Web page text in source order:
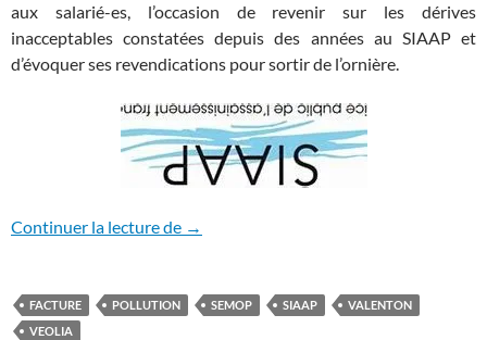
aux salarié-es, l’occasion de revenir sur les dérives
inacceptables constatées depuis des années au SIAAP et
d’évoquer ses revendications pour sortir de l’ornière.
Continuer la lecture de SIAAP: l’inquiétude des salarié-es
→
FACTURE POLLUTION SEMOP SIAAP
VALENTON
VEOLIA